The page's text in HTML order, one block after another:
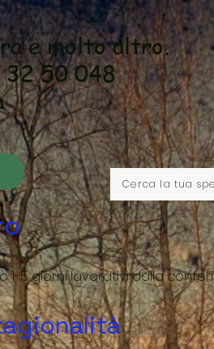
e molto altro.
50 048
Cerca la tua
5 giorni lavorativi dalla